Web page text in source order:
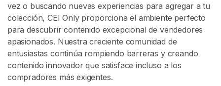
vez o buscando nuevas experiencias para agregar a tu
colección, CEI Only proporciona el ambiente perfecto
para descubrir contenido excepcional de vendedores
apasionados. Nuestra creciente comunidad de
entusiastas continúa rompiendo barreras y creando
contenido innovador que satisface incluso a los
compradores más exigentes.